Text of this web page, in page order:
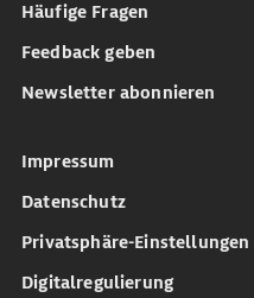
Häufige Fragen
Feedback geben
Newsletter abonnieren
Impressum
Datenschutz
Privatsphäre-Einstellungen
Digitalregulierung